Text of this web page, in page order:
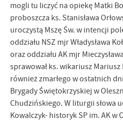
mogli tu liczyć na opiekę Matki
proboszcza ks. Stanisława
uroczystą Mszę Św. w intencji
oddziału NSZ mjr Władysława
oraz oddziału AK mjr
sprawował ks. wikariusz
również zmarłego w ostatnich
Brygady Świętokrzyskiej w
Chudzińskiego. W liturgii słowa
Kowalczyk- historyk SP im. AK w